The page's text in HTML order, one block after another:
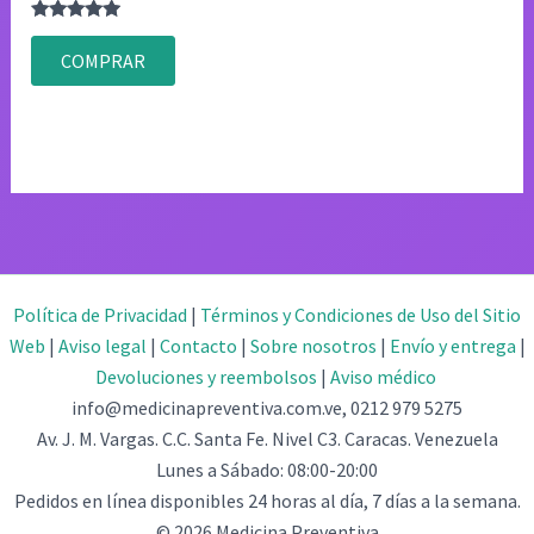
Valorado
4.75
de 5
COMPRAR
Política de Privacidad | Términos y Condiciones de Uso del Sitio
Web | Aviso legal | Contacto | Sobre nosotros | Envío y entrega |
Devoluciones y reembolsos | Aviso médico
info@medicinapreventiva.com.ve, 0212 979 5275
Av. J. M. Vargas. C.C. Santa Fe. Nivel C3. Caracas. Venezuela
Lunes a Sábado: 08:00-20:00
Pedidos en línea disponibles 24 horas al día, 7 días a la semana.